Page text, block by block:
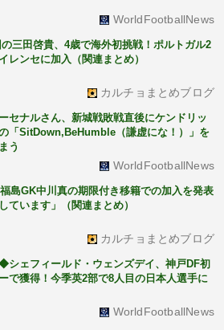
WorldFootballNews
三田啓貴、4歳で海外初挑戦！ポルトガル2
レンセに加入（関連まとめ）
カルチョまとめブログ
ナルさん、新城戦敗戦直後にケンドリッ
「SitDown,BeHumble（謙虚にな！）」を
う
WorldFootballNews
島GK中川真の期限付き移籍での加入を発表
ています」（関連まとめ）
カルチョまとめブログ
ェフィールド・ウェンズデイ、神戸DF初
で獲得！今季英2部で8人目の日本人選手に
WorldFootballNews